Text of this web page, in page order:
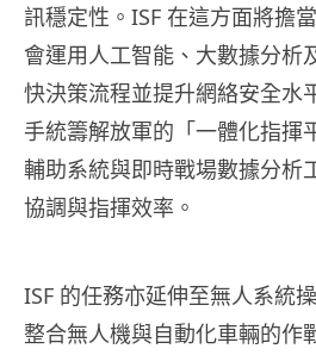
訊穩定性。ISF 在這方面將擔
會運用人工智能、大數據分析
快決策流程並提升網絡安全水
手統籌解放軍的「一體化指揮
輔助系統與即時戰場數據分析
協調與指揮效率。
ISF 的任務亦延伸至無人系統
整合無人機與自動化車輛的作